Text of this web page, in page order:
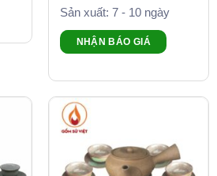
Sản xuất: 7 - 10 ngày
NHẬN BÁO GIÁ